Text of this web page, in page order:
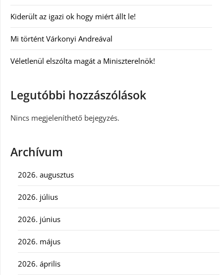
Kiderült az igazi ok hogy miért állt le!
Mi történt Várkonyi Andreával
Véletlenül elszólta magát a Miniszterelnök!
Legutóbbi hozzászólások
Nincs megjeleníthető bejegyzés.
Archívum
2026. augusztus
2026. július
2026. június
2026. május
2026. április